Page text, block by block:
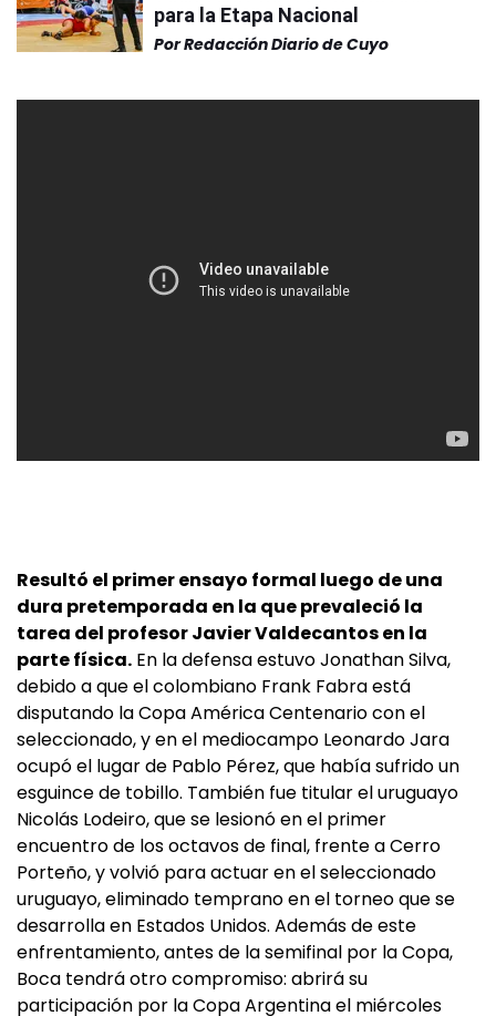
para la Etapa Nacional
PorRedacción Diario de Cuyo
Resultó el primer ensayo formal luego de una
dura pretemporada en la que prevaleció la
tarea del profesor Javier Valdecantos en la
parte física. En la defensa estuvo Jonathan Silva,
debido a que el colombiano Frank Fabra está
disputando la Copa América Centenario con el
seleccionado, y en el mediocampo Leonardo Jara
ocupó el lugar de Pablo Pérez, que había sufrido un
esguince de tobillo. También fue titular el uruguayo
Nicolás Lodeiro, que se lesionó en el primer
encuentro de los octavos de final, frente a Cerro
Porteño, y volvió para actuar en el seleccionado
uruguayo, eliminado temprano en el torneo que se
desarrolla en Estados Unidos. Además de este
enfrentamiento, antes de la semifinal por la Copa,
Boca tendrá otro compromiso: abrirá su
participación por la Copa Argentina el miércoles